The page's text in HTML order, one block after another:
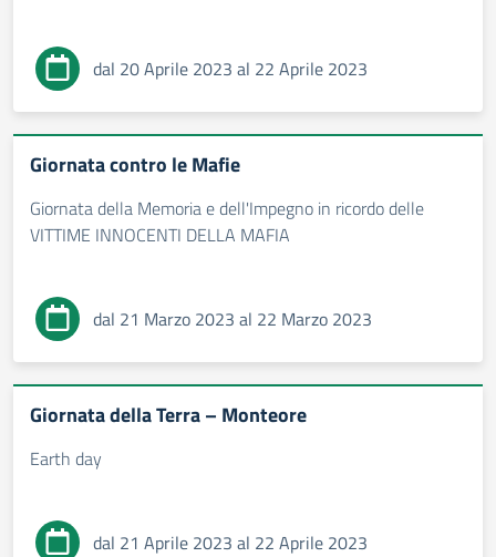
dal 20 Aprile 2023 al 22 Aprile 2023
Giornata contro le Mafie
Giornata della Memoria e dell'Impegno in ricordo delle
VITTIME INNOCENTI DELLA MAFIA
dal 21 Marzo 2023 al 22 Marzo 2023
Giornata della Terra – Monteore
Earth day
dal 21 Aprile 2023 al 22 Aprile 2023